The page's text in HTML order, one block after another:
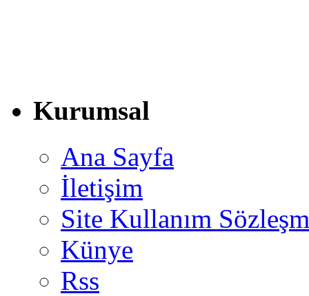
Kurumsal
Ana Sayfa
İletişim
Site Kullanım
Künye
Rss